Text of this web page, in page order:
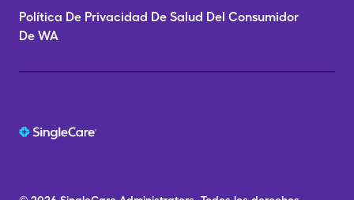
Política De Privacidad De Salud Del Consumidor
De WA